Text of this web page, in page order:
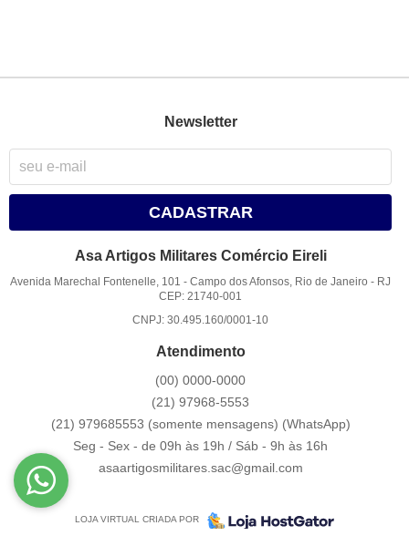
Newsletter
CADASTRAR
Asa Artigos Militares Comércio Eireli
Avenida Marechal Fontenelle, 101 -Campo dos Afonsos, Rio de Janeiro - RJ
CEP: 21740-001
CNPJ: 30.495.160/0001-10
Atendimento
(00) 0000-0000
(21) 97968-5553
(21) 979685553 (somente mensagens) (WhatsApp)
Seg - Sex - de 09h às 19h / Sáb - 9h às 16h
asaartigosmilitares.sac@gmail.com
LOJA VIRTUAL CRIADA POR